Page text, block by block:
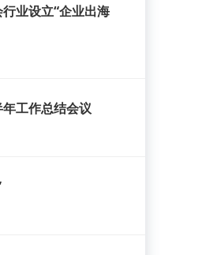
业设立“企业出海
工作总结会议